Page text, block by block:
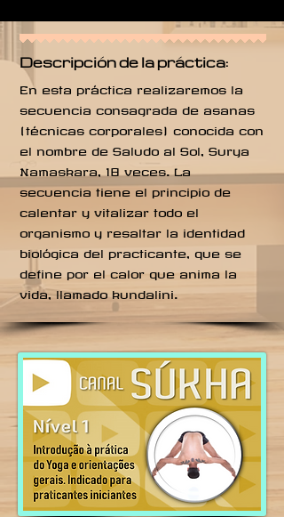
Descripción de la práctica:
En esta práctica realizaremos la
secuencia consagrada de asanas
(técnicas corporales) conocida con
el nombre de Saludo al Sol, Surya
Namaskara, 18 veces. La
secuencia tiene el principio de
calentar y vitalizar todo el
organismo y resaltar la identidad
biológica del practicante, que se
define por el calor que anima la
vida, llamado kundalini.